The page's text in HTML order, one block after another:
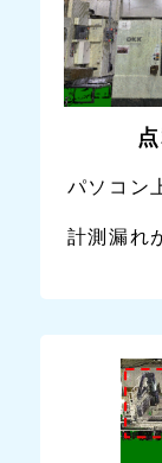
パソコン
計測漏れ